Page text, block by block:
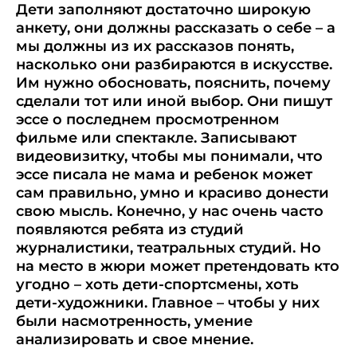
Дети заполняют достаточно широкую
анкету, они должны рассказать о себе – а
мы должны из их рассказов понять,
насколько они разбираются в искусстве.
Им нужно обосновать, пояснить, почему
сделали тот или иной выбор. Они пишут
эссе о последнем просмотренном
фильме или спектакле. Записывают
видеовизитку, чтобы мы понимали, что
эссе писала не мама и ребенок может
сам правильно, умно и красиво донести
свою мысль. Конечно, у нас очень часто
появляются ребята из студий
журналистики, театральных студий. Но
на место в жюри может претендовать кто
угодно – хоть дети-спортсмены, хоть
дети-художники. Главное – чтобы у них
были насмотренность, умение
анализировать и свое мнение.